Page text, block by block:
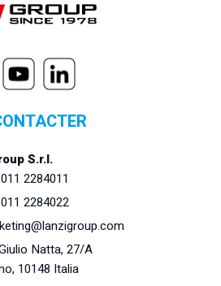
S.r.l.
2284011
2284022
Natta, 27/A
10148 Italia